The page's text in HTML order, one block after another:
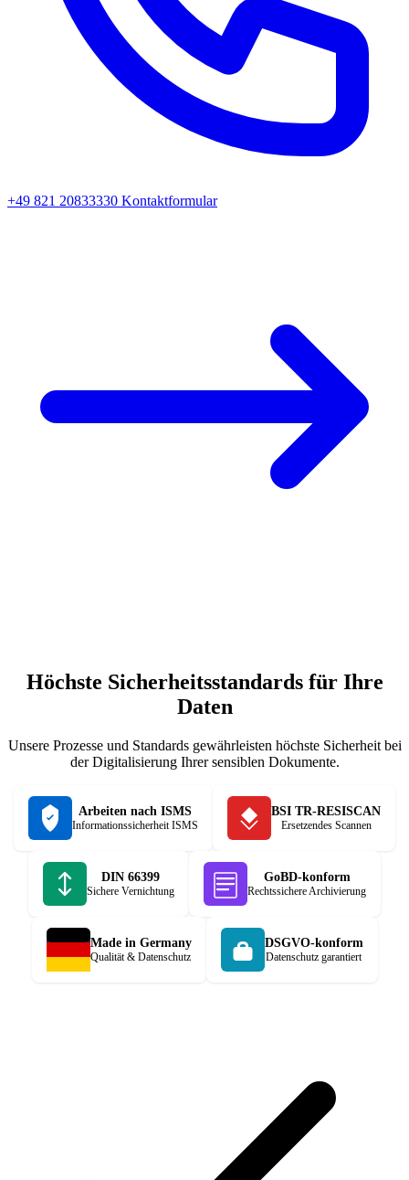
+49 821 20833330 Kontaktformular
Höchste Sicherheitsstandards für Ihre
Daten
Unsere Prozesse und Standards gewährleisten höchste Sicherheit bei
der Digitalisierung Ihrer sensiblen Dokumente.
Arbeiten nach ISMS
Informationssicherheit ISMS
BSI TR-RESISCAN
Ersetzendes Scannen
DIN 66399
Sichere Vernichtung
GoBD-konform
Rechtssichere Archivierung
Made in Germany
Qualität & Datenschutz
DSGVO-konform
Datenschutz garantiert